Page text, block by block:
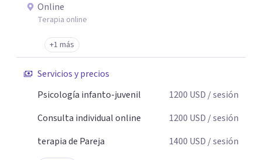
Online
Terapia online
+1 más
Servicios y precios
Psicología infanto-juvenil
1200 USD / sesión
Consulta individual online
1200 USD / sesión
terapia de Pareja
1400 USD / sesión